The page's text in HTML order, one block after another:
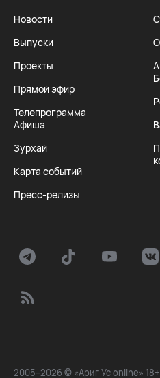
Новости
Выпуски
Проекты
Прямой эфир
Телепрограмма
Афиша
Зурхай
Карта событий
Пресс-релизы
2005–2026 © «Ариг Ус online» 18+